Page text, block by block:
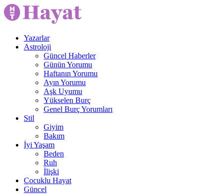
Yazarlar
Astroloji
Güncel Haberler
Günün Yorumu
Haftanın Yorumu
Ayın Yorumu
Aşk Uyumu
Yükselen Burç
Genel Burç Yorumları
Stil
Giyim
Bakım
İyi Yaşam
Beden
Ruh
İlişki
Çocuklu Hayat
Güncel